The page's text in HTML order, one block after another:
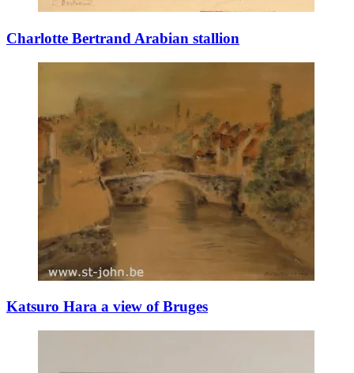
Charlotte Bertrand Arabian stallion
Katsuro Hara a view of Bruges